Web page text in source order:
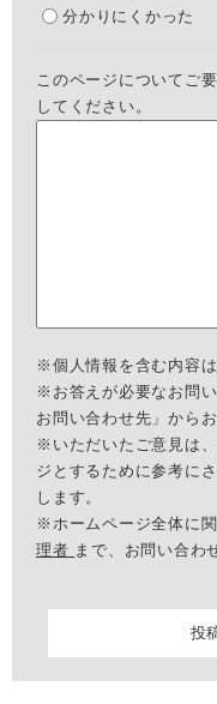
分かりにくかった
このページについてご
してください。
※個人情報を含む内容
※お答えが必要なお問
お問い合わせ先」から
※いただいたご意見は
ジとするために参考に
します。
※ホームページ全体に関
理者 まで、お問い合わ